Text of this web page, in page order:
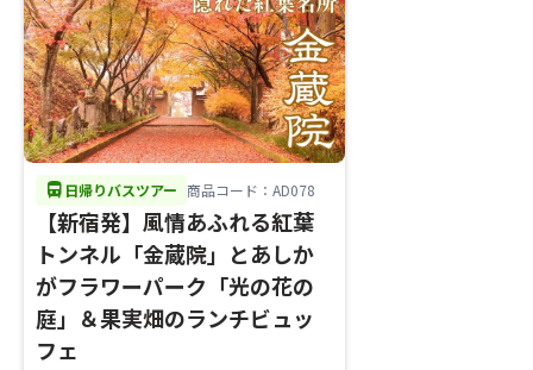
directions_bus 日帰りバスツアー 商品コード：AD078
【新宿発】風情あふれる紅葉
トンネル「金蔵院」とあしか
がフラワーパーク「光の花の
庭」＆果実畑のランチビュッ
フェ